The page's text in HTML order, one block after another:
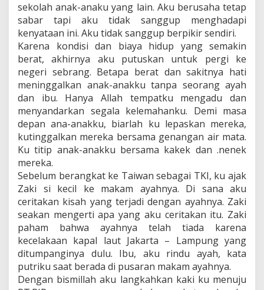
sekolah anak-anaku yang lain. Aku berusaha tetap
sabar tapi aku tidak sanggup menghadapi
kenyataan ini. Aku tidak sanggup berpikir sendiri.
Karena kondisi dan biaya hidup yang semakin
berat, akhirnya aku putuskan untuk pergi ke
negeri sebrang. Betapa berat dan sakitnya hati
meninggalkan anak-anakku tanpa seorang ayah
dan ibu. Hanya Allah tempatku mengadu dan
menyandarkan segala kelemahanku. Demi masa
depan ana-anakku, biarlah ku lepaskan mereka,
kutinggalkan mereka bersama genangan air mata.
Ku titip anak-anakku bersama kakek dan .nenek
mereka.
Sebelum berangkat ke Taiwan sebagai TKI, ku ajak
Zaki si kecil ke makam ayahnya. Di sana aku
ceritakan kisah yang terjadi dengan ayahnya. Zaki
seakan mengerti apa yang aku ceritakan itu. Zaki
paham bahwa ayahnya telah tiada karena
kecelakaan kapal laut Jakarta – Lampung yang
ditumpanginya dulu. Ibu, aku rindu ayah, kata
putriku saat berada di pusaran makam ayahnya.
Dengan bismillah aku langkahkan kaki ku menuju